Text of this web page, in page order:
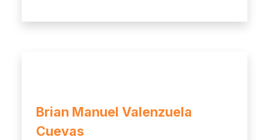
Brian Manuel Valenzuela
Cuevas